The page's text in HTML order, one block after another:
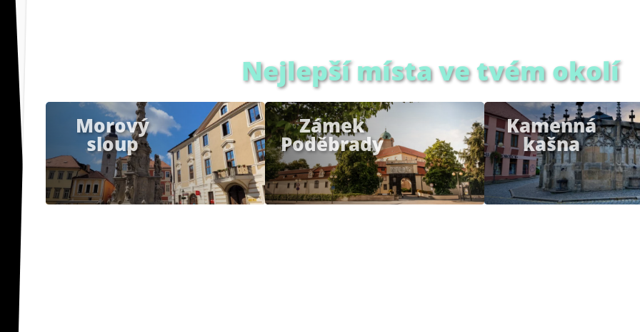
Nejlepší místa ve tvém okolí
Morový
sloup
Zámek
Poděbrady
Kamenná
kašna